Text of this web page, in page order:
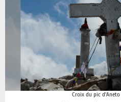
Croix du pic